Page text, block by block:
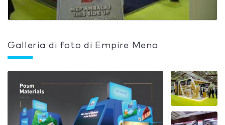
Galleria di foto di Empire Mena